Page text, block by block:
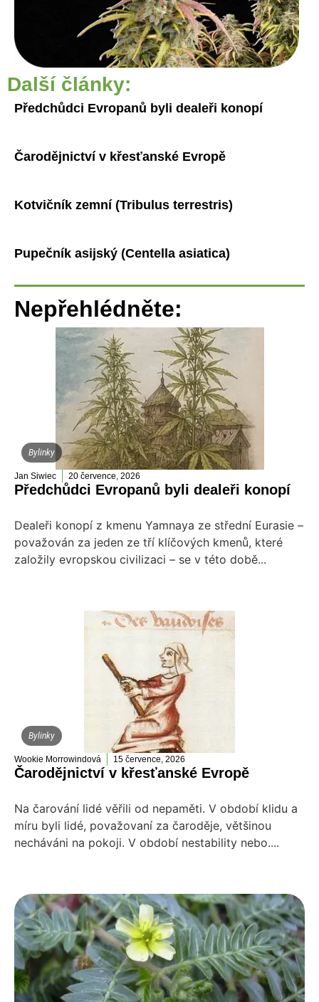
Další články:
Předchůdci Evropanů byli dealeři konopí
Čarodějnictví v křesťanské Evropě
Kotvičník zemní (Tribulus terrestris)
Pupečník asijský (Centella asiatica)
Nepřehlédněte:
Bylinky
Jan Siwiec 20 července, 2026
Předchůdci Evropanů byli dealeři konopí
Dealeři konopí z kmenu Yamnaya ze střední Eurasie –
považován za jeden ze tří klíčových kmenů, které
založily evropskou civilizaci – se v této době...
Bylinky
Wookie Morrowindová 15 července, 2026
Čarodějnictví v křesťanské Evropě
Na čarování lidé věřili od nepaměti. V období klidu a
míru byli lidé, považovaní za čaroděje, většinou
necháváni na pokoji. V období nestability nebo....